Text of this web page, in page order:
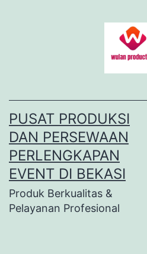
PUSAT PRODUKSI
DAN PERSEWAAN
PERLENGKAPAN
EVENT DI BEKASI
Produk Berkualitas &
Pelayanan Profesional